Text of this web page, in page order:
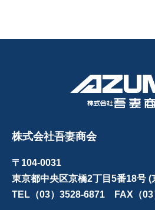
株式会社吾妻商会
〒104-0031
東京都中央区京橋2丁目5番18号 (
TEL（03）3528-6871 FAX（03